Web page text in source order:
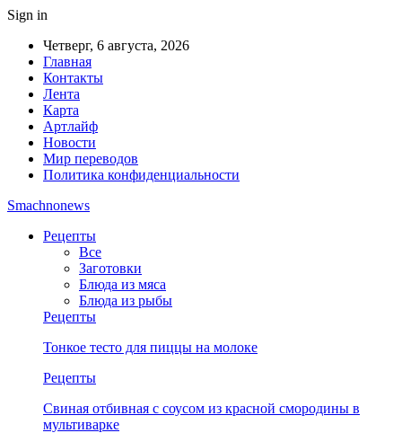
Sign in
Четверг, 6 августа, 2026
Главная
Контакты
Лента
Карта
Артлайф
Новости
Мир переводов
Политика конфиденциальности
Smachnonews
Рецепты
Все
Заготовки
Блюда из мяса
Блюда из рыбы
Рецепты
Тонкое тесто для пиццы на молоке
Рецепты
Свиная отбивная с соусом из красной смородины в
мультиварке